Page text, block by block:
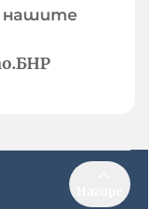
нашите